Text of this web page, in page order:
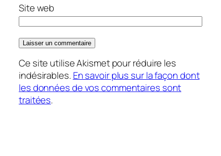
Site web
Ce site utilise Akismet pour réduire les
indésirables. En savoir plus sur la façon dont
les données de vos commentaires sont
traitées.